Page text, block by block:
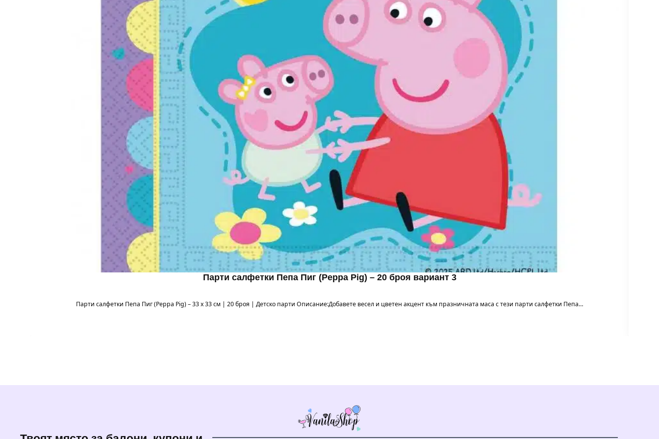
Парти салфетки Пепа Пиг (Peppa Pig) – 20 броя вариант 3
Парти салфетки Пепа Пиг (Peppa Pig) – 33 x 33 см | 20 броя | Детско парти Описание:Добавете весел и цветен акцент към празничната маса с тези парти салфетки Пепа…